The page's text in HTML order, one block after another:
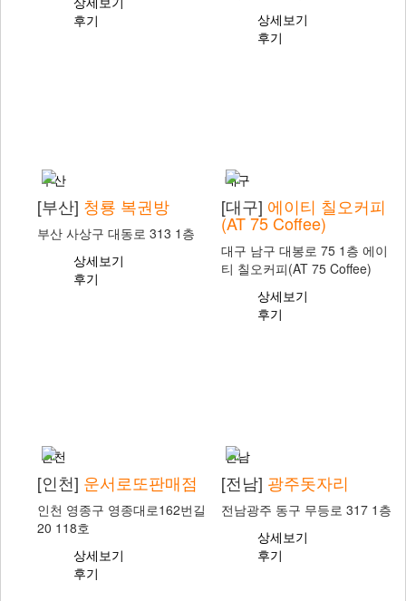
후기
상세보기
후기
부산
[부산] 청룡 복권방
부산 사상구 대동로 313 1층
상세보기
후기
대구
[대구] 에이티 칠오커피
(AT 75 Coffee)
대구 남구 대봉로 75 1층 에이
티 칠오커피(AT 75 Coffee)
상세보기
후기
인천
[인천] 운서로또판매점
인천 영종구 영종대로162번길
20 118호
상세보기
후기
전남
[전남] 광주돗자리
전남광주 동구 무등로 317 1층
상세보기
후기